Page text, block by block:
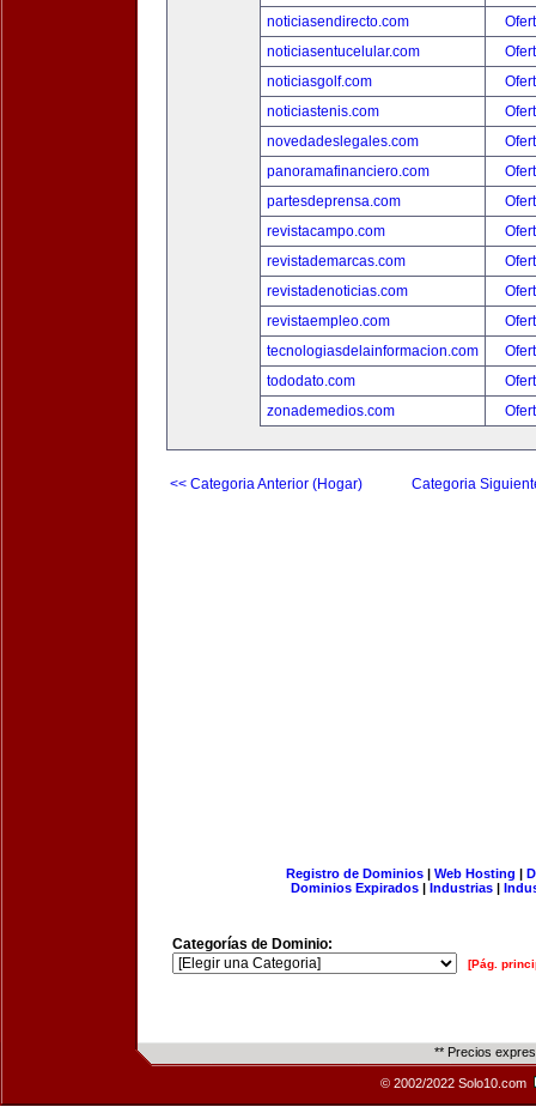
noticiasendirecto.com
noticiasentucelular.com
noticiasgolf.com
noticiastenis.com
novedadeslegales.com
panoramafinanciero.com
partesdeprensa.com
revistacampo.com
revistademarcas.com
revistadenoticias.com
revistaempleo.com
tecnologiasdelainformacion.com
tododato.com
zonademedios.com
<< Categoria Anterior (Hogar) Categoria
Registro de Dominios| Web Hosting |
Dominios Expirados | Industrias |
Categorías de Dominio:
[Pág.
** Precios
© 2002/2022 Solo10.com